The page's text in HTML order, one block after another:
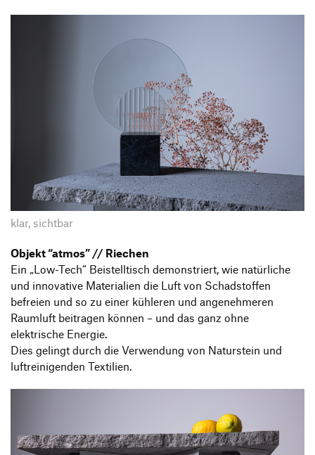
klar, sichtbar
Objekt “atmos” // Riechen
Ein „Low-Tech“ Beistelltisch demonstriert, wie natürliche
und innovative Materialien die Luft von Schadstoffen
befreien und so zu einer kühleren und angenehmeren
Raumluft beitragen können – und das ganz ohne
elektrische Energie.
Dies gelingt durch die Verwendung von Naturstein und
luftreinigenden Textilien.